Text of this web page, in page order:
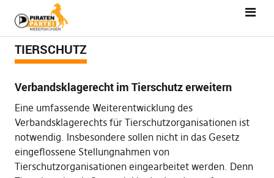
TIERSCHUTZ
Verbandsklagerecht im Tierschutz erweitern
Eine umfassende Weiterentwicklung des
Verbandsklagerechts für Tierschutzorganisationen ist
notwendig. Insbesondere sollen nicht in das Gesetz
eingeflossene Stellungnahmen von
Tierschutzorganisationen eingearbeitet werden. Denn